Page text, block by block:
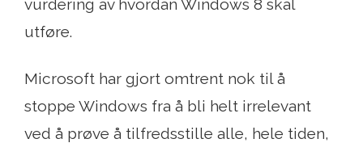
vurdering av hvordan Windows 8 skal
utføre.
Microsoft har gjort omtrent nok til å
stoppe Windows fra å bli helt irrelevant
ved å prøve å tilfredsstille alle, hele tiden,